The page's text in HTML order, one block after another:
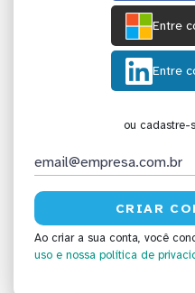
Entre
Entre
ou cadastre-
Ao criar a sua conta, você
uso e nossa política de